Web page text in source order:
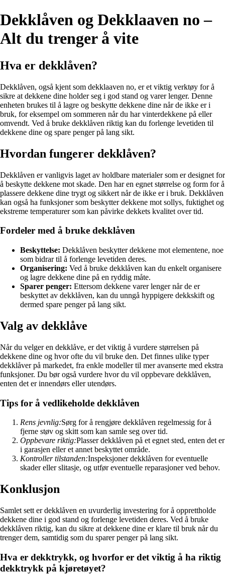
Dekklåven og Dekklaaven no –
Alt du trenger å vite
Hva er dekklåven?
Dekklåven, også kjent som dekklaaven no, er et viktig verktøy for å
sikre at dekkene dine holder seg i god stand og varer lenger. Denne
enheten brukes til å lagre og beskytte dekkene dine når de ikke er i
bruk, for eksempel om sommeren når du har vinterdekkene på eller
omvendt. Ved å bruke dekklåven riktig kan du forlenge levetiden til
dekkene dine og spare penger på lang sikt.
Hvordan fungerer dekklåven?
Dekklåven er vanligvis laget av holdbare materialer som er designet for
å beskytte dekkene mot skade. Den har en egnet størrelse og form for å
plassere dekkene dine trygt og sikkert når de ikke er i bruk. Dekklåven
kan også ha funksjoner som beskytter dekkene mot sollys, fuktighet og
ekstreme temperaturer som kan påvirke dekkets kvalitet over tid.
Fordeler med å bruke dekklåven
Beskyttelse: Dekklåven beskytter dekkene mot elementene, noe
som bidrar til å forlenge levetiden deres.
Organisering: Ved å bruke dekklåven kan du enkelt organisere
og lagre dekkene dine på en ryddig måte.
Sparer penger: Ettersom dekkene varer lenger når de er
beskyttet av dekklåven, kan du unngå hyppigere dekkskift og
dermed spare penger på lang sikt.
Valg av dekklåve
Når du velger en dekklåve, er det viktig å vurdere størrelsen på
dekkene dine og hvor ofte du vil bruke den. Det finnes ulike typer
dekklåver på markedet, fra enkle modeller til mer avanserte med ekstra
funksjoner. Du bør også vurdere hvor du vil oppbevare dekklåven,
enten det er innendørs eller utendørs.
Tips for å vedlikeholde dekklåven
Rens jevnlig:Sørg for å rengjøre dekklåven regelmessig for å
fjerne støv og skitt som kan samle seg over tid.
Oppbevare riktig:Plasser dekklåven på et egnet sted, enten det er
i garasjen eller et annet beskyttet område.
Kontroller tilstanden:Inspeksjoner dekklåven for eventuelle
skader eller slitasje, og utfør eventuelle reparasjoner ved behov.
Konklusjon
Samlet sett er dekklåven en uvurderlig investering for å opprettholde
dekkene dine i god stand og forlenge levetiden deres. Ved å bruke
dekklåven riktig, kan du sikre at dekkene dine er klare til bruk når du
trenger dem, samtidig som du sparer penger på lang sikt.
Hva er dekktrykk, og hvorfor er det viktig å ha riktig
dekktrykk på kjøretøyet?